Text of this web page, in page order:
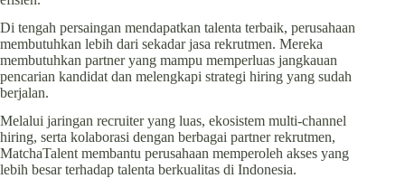
Di tengah persaingan mendapatkan talenta terbaik, perusahaan
membutuhkan lebih dari sekadar jasa rekrutmen. Mereka
membutuhkan partner yang mampu memperluas jangkauan
pencarian kandidat dan melengkapi strategi hiring yang sudah
berjalan.
Melalui jaringan recruiter yang luas, ekosistem multi-channel
hiring, serta kolaborasi dengan berbagai partner rekrutmen,
MatchaTalent membantu perusahaan memperoleh akses yang
lebih besar terhadap talenta berkualitas di Indonesia.